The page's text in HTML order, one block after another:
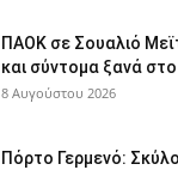
ΠΑΟΚ σε Σουαλιό
και σύντομα ξανά
8 Αυγούστου 2026
Πόρτο Γερμενό: